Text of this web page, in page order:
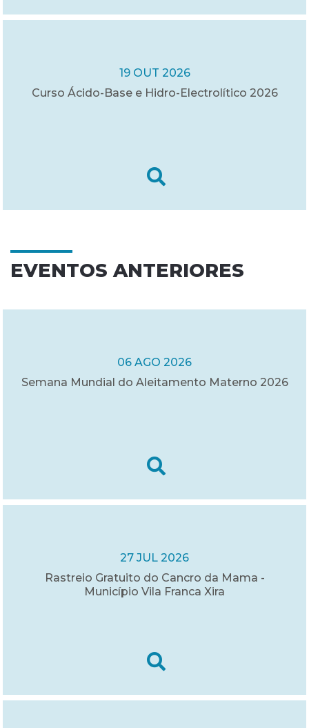
19 OUT 2026
Curso Ácido-Base e Hidro-Electrolítico 2026
EVENTOS ANTERIORES
06 AGO 2026
Semana Mundial do Aleitamento Materno 2026
27 JUL 2026
Rastreio Gratuito do Cancro da Mama -
Município Vila Franca Xira